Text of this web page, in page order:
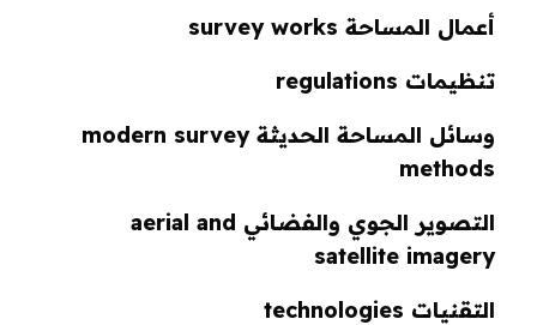
أعمال المساحة survey works
تنظيمات regulations
وسائل المساحة الحديثة modern survey
methods
التصوير الجوي والفضائي aerial and
satellite imagery
التقنيات technologies